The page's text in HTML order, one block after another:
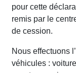
pour cette
remis par le
de cession.
Nous effectuons
véhicules :